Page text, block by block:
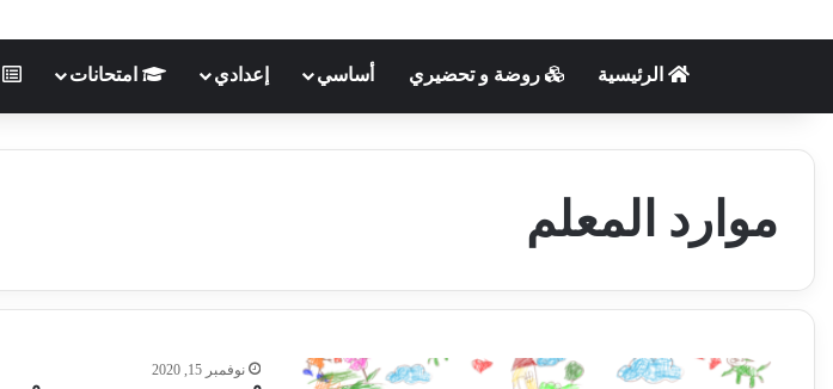
الرئيسية روضة و تحضيري أساسي إعدادي امتحانات
موارد المعلم
نوفمبر 15, 2020